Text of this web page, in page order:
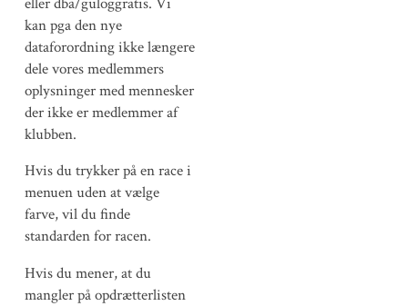
kan pga den nye
dataforordning ikke længere
dele vores medlemmers
oplysninger med mennesker
der ikke er medlemmer af
klubben.
Hvis du trykker på en race i
menuen uden at vælge
farve, vil du finde
standarden for racen.
Hvis du mener, at du
mangler på opdrætterlisten